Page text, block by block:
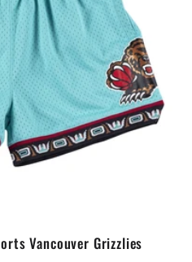
Vancouver Grizzlies